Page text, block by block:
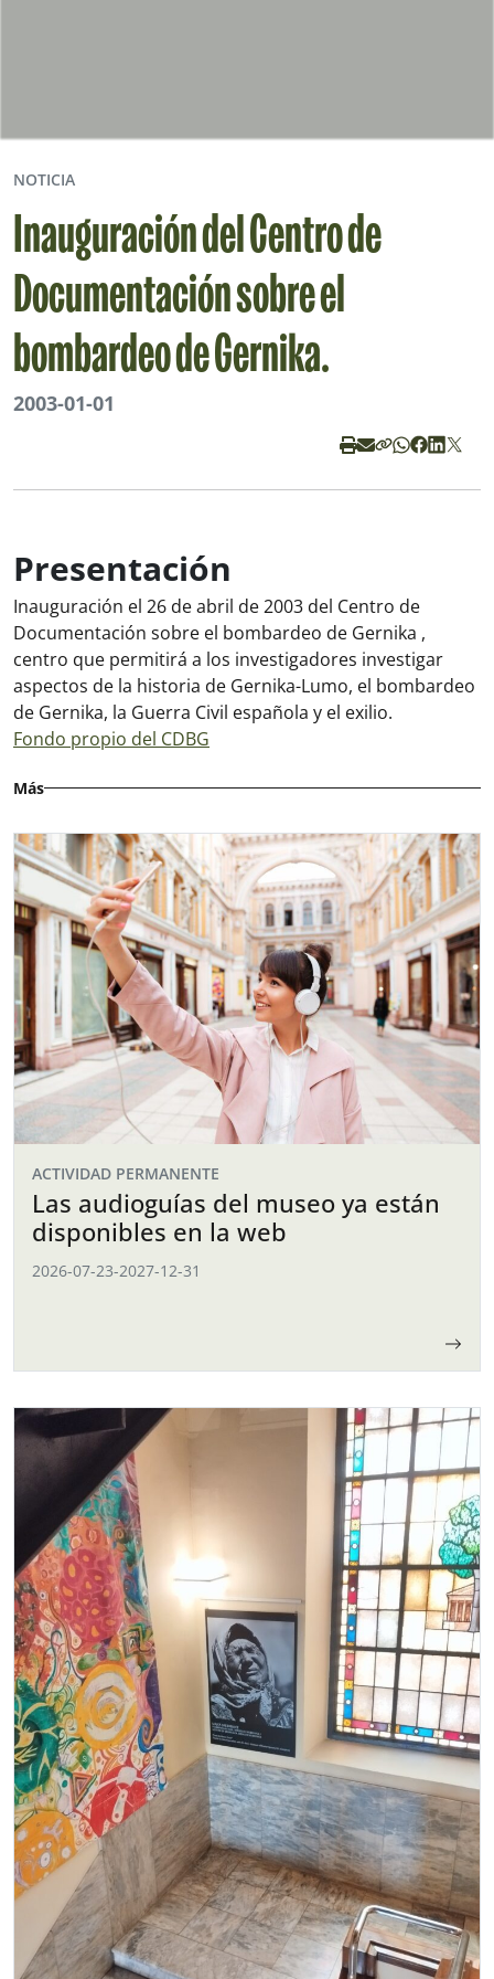
NOTICIA
Inauguración del Centro de
Documentación sobre el
bombardeo de Gernika.
2003-01-01
Presentación
Inauguración el 26 de abril de 2003 del Centro de
Documentación sobre el bombardeo de Gernika ,
centro que permitirá a los investigadores investigar
aspectos de la historia de Gernika-Lumo, el bombardeo
de Gernika, la Guerra Civil española y el exilio.
Fondo propio del CDBG
Más
ACTIVIDAD PERMANENTE
Las audioguías del museo ya están
disponibles en la web
2026-07-23-2027-12-31